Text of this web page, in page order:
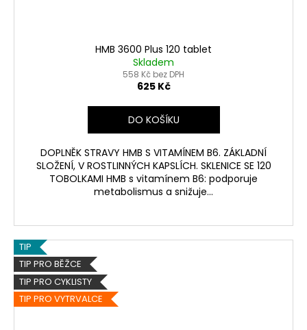
HMB 3600 Plus 120 tablet
Skladem
558 Kč bez DPH
625 Kč
DO KOŠÍKU
DOPLNĚK STRAVY HMB S VITAMÍNEM B6. ZÁKLADNÍ
SLOŽENÍ, V ROSTLINNÝCH KAPSLÍCH. SKLENICE SE 120
TOBOLKAMI HMB s vitamínem B6: podporuje
metabolismus a snižuje...
TIP
TIP PRO BĚŽCE
TIP PRO CYKLISTY
TIP PRO VYTRVALCE